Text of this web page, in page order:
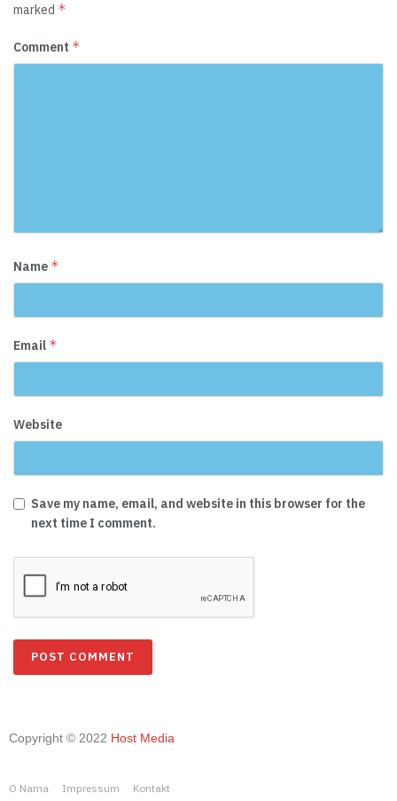
marked *
Comment *
Name *
Email *
Website
Save my name, email, and website in this browser for the
next time I comment.
Copyright © 2022 Host Media
O Nama Impressum Kontakt